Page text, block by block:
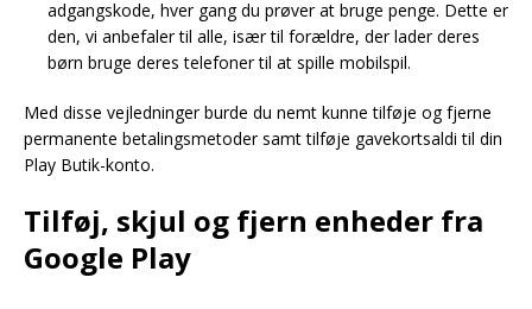
adgangskode, hver gang du prøver at bruge penge. Dette er
den, vi anbefaler til alle, især til forældre, der lader deres
børn bruge deres telefoner til at spille mobilspil.
Med disse vejledninger burde du nemt kunne tilføje og fjerne
permanente betalingsmetoder samt tilføje gavekortsaldi til din
Play Butik-konto.
Tilføj, skjul og fjern enheder fra
Google Play